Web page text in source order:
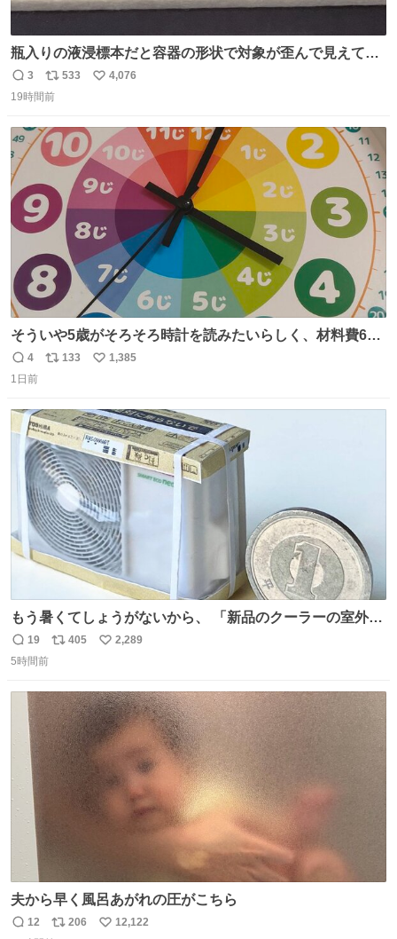
瓶入りの液浸標本だと容器の形状で対象が歪んで見えてし
まうことから、なるべく歪みがない状態で観察しやすいよ
うにこのような形で保存していると前に科博の先生から教
返
信
3
リ
ポ
ト
数
533
い
数
4,076
19時間前
そういや5歳がそろそろ時計を読みたいらしく、材料費600
円で作れる知育時計作ってみた！ めっちゃ簡単！ ありがと
う先人！
返
信
4
リ
ト
数
133
い
数
1,385
1日前
もう暑くてしょうがないから、 「新品のクーラーの室外機
のミニチュア」 でも見ていってよ
返
信
19
リ
ト
数
405
い
数
2,289
5時間前
夫から早く風呂あがれの圧がこちら
返
12
リ
206
い
12,122